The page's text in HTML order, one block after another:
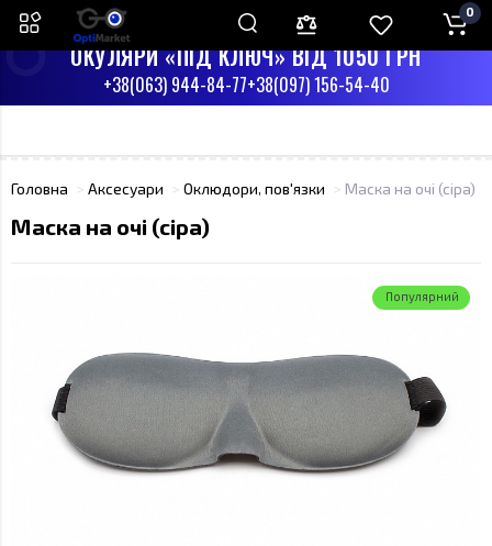
ПН-СБ З 9:00 ДО 17:00
НД - ВИХІДНИЙ
ОКУЛЯРИ «ПІД КЛЮЧ» ВІД 1050 ГРН
+38(063) 944-84-77+38(097) 156-54-40
0
Головна Аксесуари Оклюдори, пов'язки Маска на очі (сіра)
Маска на очі (сіра)
Популярний